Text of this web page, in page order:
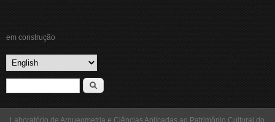
em construção
Search form
Laboratório de Arqueometria e Ciências Aplicadas ao Patrimônio Cultural do